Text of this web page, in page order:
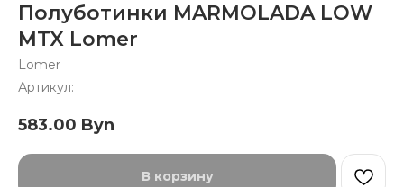
Полуботинки MARMOLADA LOW
MTX Lomer
Lomer
Артикул:
583.00 Byn
В корзину